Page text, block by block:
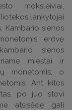
moksleiviai,
lankytojai
Kambario sienos
erdvę
sienos
miestai ir
monetomis, o
Ant kitos
po juo stovi
atsisėdę gali